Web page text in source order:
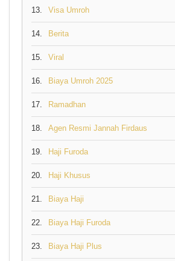
13. Visa Umroh
14. Berita
15. Viral
16. Biaya Umroh 2025
17. Ramadhan
18. Agen Resmi Jannah Firdaus
19. Haji Furoda
20. Haji Khusus
21. Biaya Haji
22. Biaya Haji Furoda
23. Biaya Haji Plus